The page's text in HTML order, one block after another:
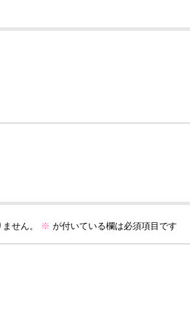
せん。 ※ が付いている欄は必須項目です